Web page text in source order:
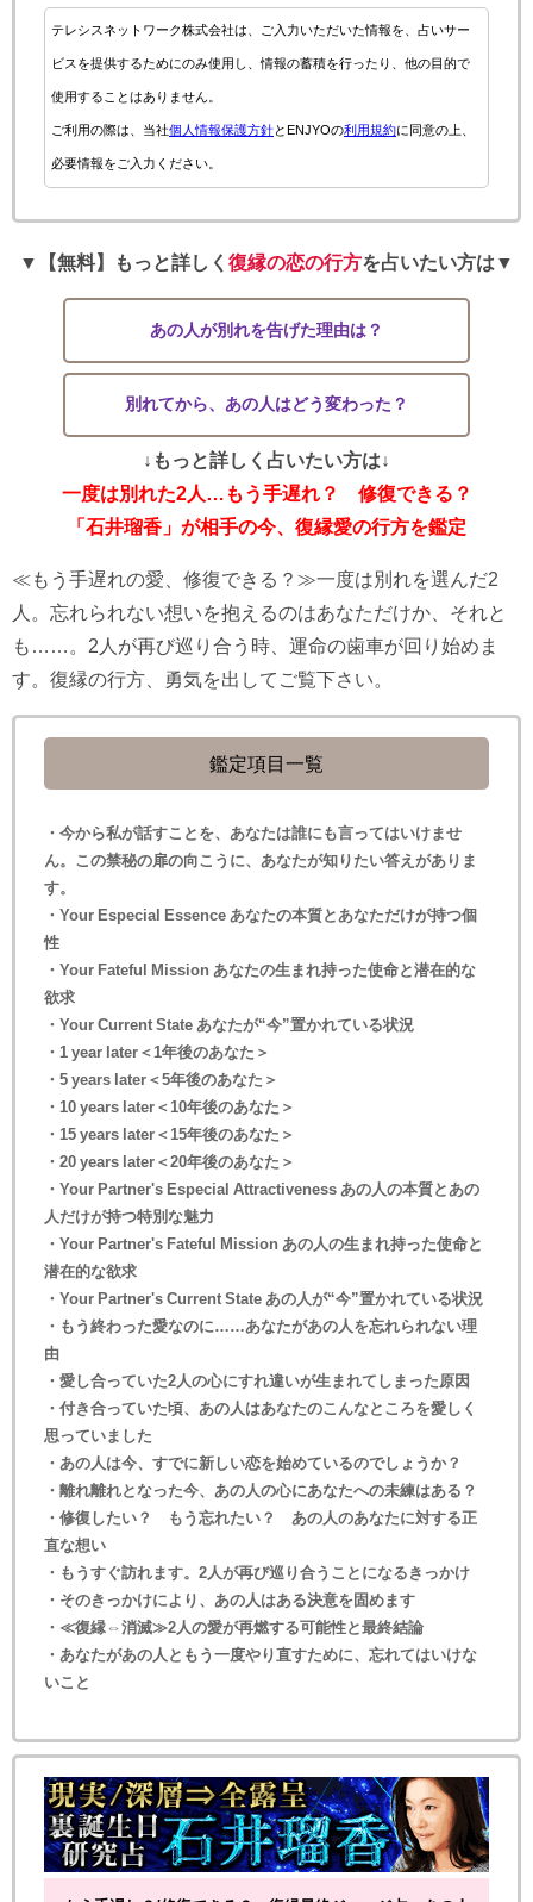
テレシスネットワーク株式会社は、ご入力いただいた情報を、占いサー
ビスを提供するためにのみ使用し、情報の蓄積を行ったり、他の目的で
使用することはありません。
ご利用の際は、当社個人情報保護方針とENJYOの利用規約に同意の上、
必要情報をご入力ください。
▼【無料】もっと詳しく 復縁の恋の行方を占いたい方は▼
あの人が別れを告げた理由は？
別れてから、あの人はどう変わった？
↓もっと詳しく占いたい方は↓
一度は別れた2人…もう手遅れ？ 修復できる？
「石井瑠香」が相手の今、復縁愛の行方を鑑定
≪もう手遅れの愛、修復できる？≫一度は別れを選んだ2
人。忘れられない想いを抱えるのはあなただけか、それと
も……。2人が再び巡り合う時、運命の歯車が回り始めま
す。復縁の行方、勇気を出してご覧下さい。
鑑定項目一覧
・今から私が話すことを、あなたは誰にも言ってはいけませ
ん。この禁秘の扉の向こうに、あなたが知りたい答えがありま
す。
・Your Especial Essence あなたの本質とあなただけが持つ個
性
・Your Fateful Mission あなたの生まれ持った使命と潜在的な
欲求
・Your Current State あなたが“今”置かれている状況
・1 year later＜1年後のあなた＞
・5 years later＜5年後のあなた＞
・10 years later＜10年後のあなた＞
・15 years later＜15年後のあなた＞
・20 years later＜20年後のあなた＞
・Your Partner's Especial Attractiveness あの人の本質とあの
人だけが持つ特別な魅力
・Your Partner's Fateful Mission あの人の生まれ持った使命と
潜在的な欲求
・Your Partner's Current State あの人が“今”置かれている状況
・もう終わった愛なのに……あなたがあの人を忘れられない理
由
・愛し合っていた2人の心にすれ違いが生まれてしまった原因
・付き合っていた頃、あの人はあなたのこんなところを愛しく
思っていました
・あの人は今、すでに新しい恋を始めているのでしょうか？
・離れ離れとなった今、あの人の心にあなたへの未練はある？
・修復したい？ もう忘れたい？ あの人のあなたに対する正
直な想い
・もうすぐ訪れます。2人が再び巡り合うことになるきっかけ
・そのきっかけにより、あの人はある決意を固めます
・≪復縁⇔消滅≫2人の愛が再燃する可能性と最終結論
・あなたがあの人ともう一度やり直すために、忘れてはいけな
いこと